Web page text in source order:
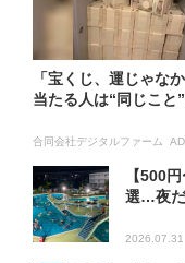
「宝くじ、運じゃなか
当たる人は“同じこと
合同会社デジタルファーム AD
【500
選…夜
2026.07.31